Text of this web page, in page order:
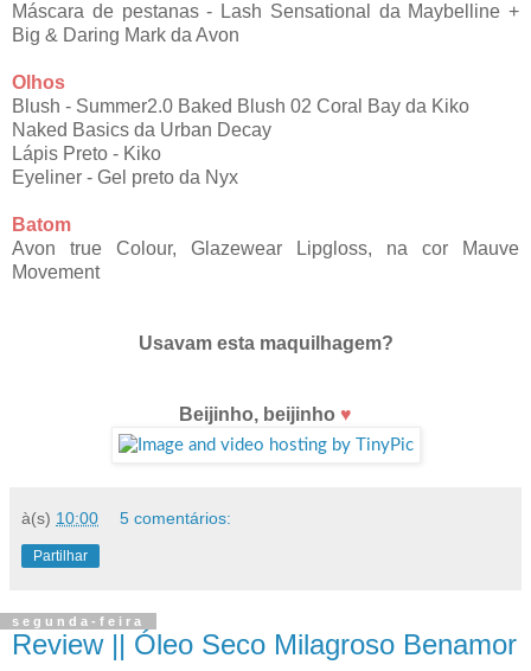
Máscara de pestanas - Lash Sensational da Maybelline +
Big & Daring Mark da Avon
Olhos
Blush - Summer2.0 Baked Blush 02 Coral Bay da Kiko
Naked Basics da Urban Decay
Lápis Preto - Kiko
Eyeliner - Gel preto da Nyx
Batom
Avon true Colour, Glazewear Lipgloss, na cor Mauve
Movement
Usavam esta maquilhagem?
Beijinho, beijinho ♥
à(s) 10:00 5 comentários:
Partilhar
segunda-feira
Review || Óleo Seco Milagroso Benamor